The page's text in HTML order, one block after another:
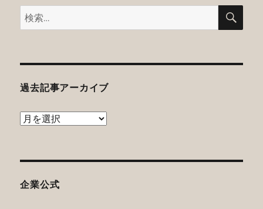
検
索:
検
過去記事アーカイブ
過
ア
企業公式